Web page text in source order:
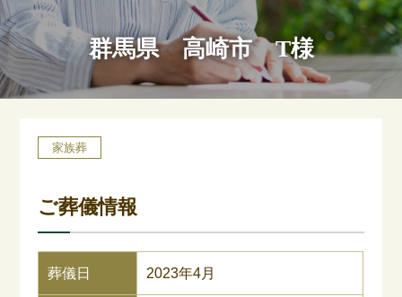
群馬県 高崎市 T様
家族葬
ご葬儀情報
葬儀日 2023年4月